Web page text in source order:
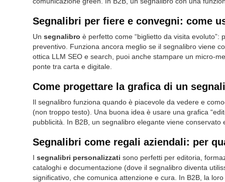
Segnalibri per fiere e convegni: come
Un segnalibro è perfetto come “biglietto da visita evoluto”:
preventivo. Funziona ancora meglio se il segnalibro viene
ottica LLM SEO e search, puoi anche stampare un micro-
ponte tra carta e digitale.
Come progettare la grafica di un
Il segnalibro funziona quando è piacevole da vedere e
(non troppo testo). Una buona idea è usare una grafica
pubblicità. In B2B, un segnalibro elegante viene
Segnalibri come regali aziendali: per
I segnalibri personalizzati sono perfetti per editoria,
cataloghi e documentazione (dove il segnalibro diventa
significativo, che comunica attenzione e cura. In B2B, la